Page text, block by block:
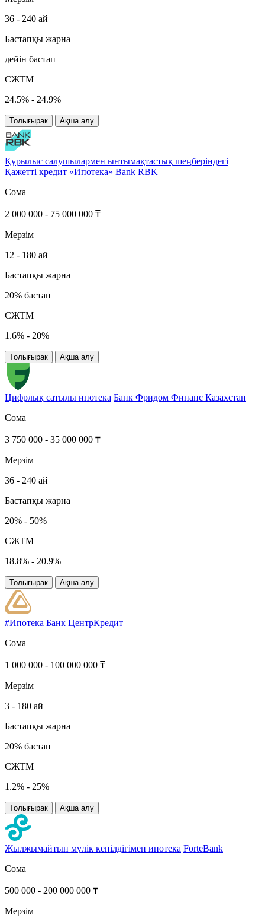
36 - 240 ай
Бастапқы жарна
дейін бастап
СЖТМ
24.5% - 24.9%
Толығырак Ақша алу
Құрылыс салушылармен ынтымақтастық шеңберіндегі
Қажетті кредит «Ипотека» Bank RBK
Сома
2 000 000 - 75 000 000 ₸
Мерзім
12 - 180 ай
Бастапқы жарна
20% бастап
СЖТМ
1.6% - 20%
Толығырак Ақша алу
Цифрлық сатылы ипотека Банк Фридом Финанс Казахстан
Сома
3 750 000 - 35 000 000 ₸
Мерзім
36 - 240 ай
Бастапқы жарна
20% - 50%
СЖТМ
18.8% - 20.9%
Толығырак Ақша алу
#Ипотека Банк ЦентрКредит
Сома
1 000 000 - 100 000 000 ₸
Мерзім
3 - 180 ай
Бастапқы жарна
20% бастап
СЖТМ
1.2% - 25%
Толығырак Ақша алу
Жылжымайтын мүлік кепілдігімен ипотека ForteBank
Сома
500 000 - 200 000 000 ₸
Мерзім